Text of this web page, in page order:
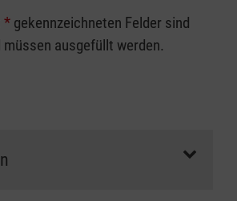
* gekennzeichneten Felder sind
ausgefüllt werden.